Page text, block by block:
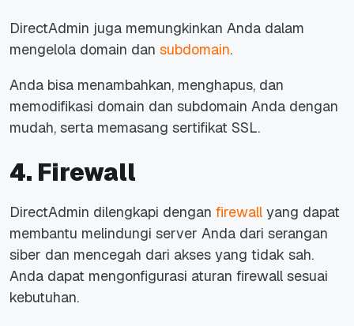
DirectAdmin juga memungkinkan Anda dalam
mengelola domain dan subdomain.
Anda bisa menambahkan, menghapus, dan
memodifikasi domain dan subdomain Anda dengan
mudah, serta memasang sertifikat SSL.
4. Firewall
DirectAdmin dilengkapi dengan firewall yang dapat
membantu melindungi server Anda dari serangan
siber dan mencegah dari akses yang tidak sah.
Anda dapat mengonfigurasi aturan firewall sesuai
kebutuhan.